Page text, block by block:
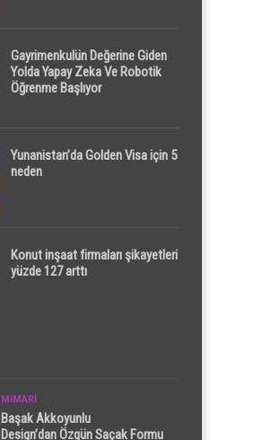
Gayrimenkulün Değerine Giden
Yolda Yapay Zeka Ve Robotik
Öğrenme Başlıyor
Yunanistan’da Golden Visa için 5
neden
Konut inşaat firmaları şikayetleri
yüzde 127 arttı
MİMARİ
Başak Akkoyunlu
Design’dan Özgün Saçak Formu